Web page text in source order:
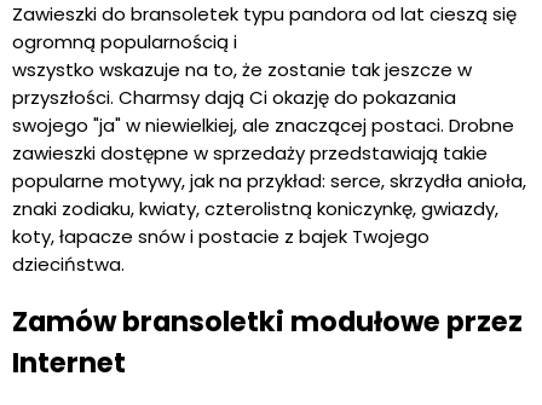
Zawieszki do bransoletek typu pandora od lat cieszą się
ogromną popularnością i
wszystko wskazuje na to, że zostanie tak jeszcze w
przyszłości. Charmsy dają Ci okazję do pokazania
swojego "ja" w niewielkiej, ale znaczącej postaci. Drobne
zawieszki dostępne w sprzedaży przedstawiają takie
popularne motywy, jak na przykład: serce, skrzydła anioła,
znaki zodiaku, kwiaty, czterolistną koniczynkę, gwiazdy,
koty, łapacze snów i postacie z bajek Twojego
dzieciństwa.
Zamów bransoletki modułowe przez
Internet